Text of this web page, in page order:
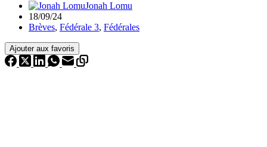
Jonah Lomu
18/09/24
Brèves, Fédérale 3, Fédérales
Ajouter aux favoris